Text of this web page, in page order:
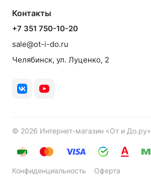
Контакты
+7 351 750-10-20
sale@ot-i-do.ru
Челябинск, ул. Луценко, 2
© 2026 Интернет-магазин «От и До.ру»
Конфиденциальность Оферта